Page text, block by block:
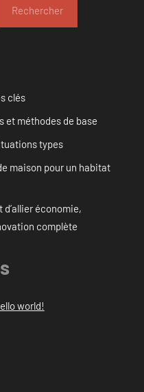
Rechercher
clés
et méthodes de base
types
maison pour un habitat
économie,
complète
world!